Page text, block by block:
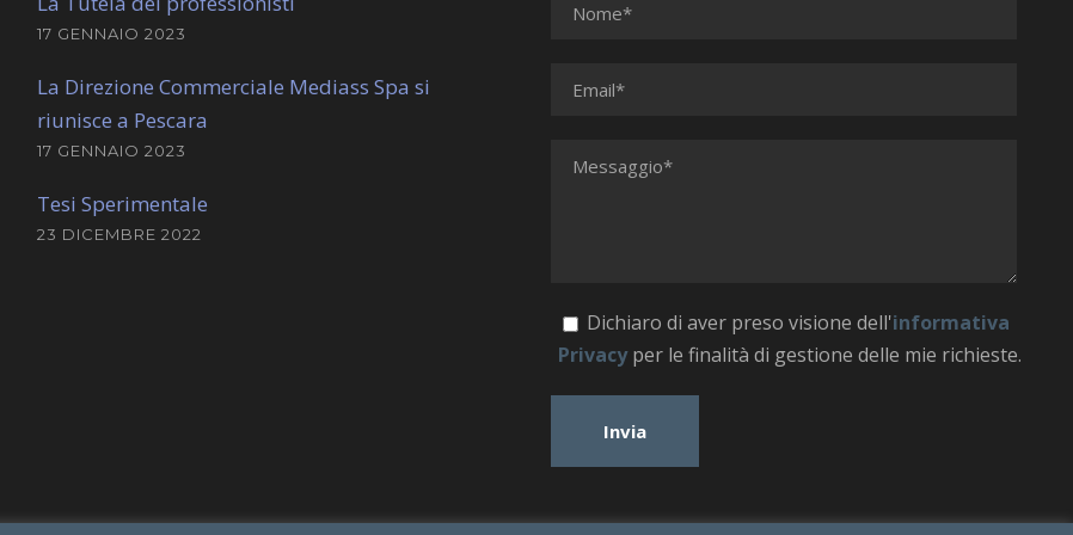
17 GENNAIO 2023
La Direzione Commerciale Mediass Spa si
riunisce a Pescara
17 GENNAIO 2023
Tesi Sperimentale
23 DICEMBRE 2022
Dichiaro di aver preso visione dell'informativa
Privacyper le finalità di gestione delle mie richieste.